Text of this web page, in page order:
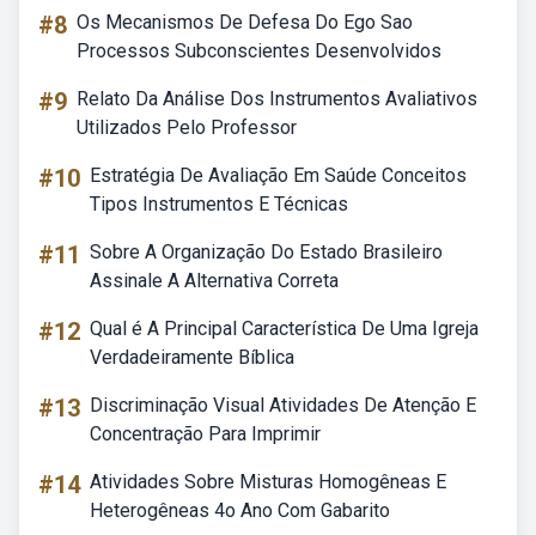
#8 Os Mecanismos De Defesa Do Ego Sao
Processos Subconscientes Desenvolvidos
#9 Relato Da Análise Dos Instrumentos Avaliativos
Utilizados Pelo Professor
#10 Estratégia De Avaliação Em Saúde Conceitos
Tipos Instrumentos E Técnicas
#11 Sobre A Organização Do Estado Brasileiro
Assinale A Alternativa Correta
#12 Qual é A Principal Característica De Uma Igreja
Verdadeiramente Bíblica
#13 Discriminação Visual Atividades De Atenção E
Concentração Para Imprimir
#14 Atividades Sobre Misturas Homogêneas E
Heterogêneas 4o Ano Com Gabarito